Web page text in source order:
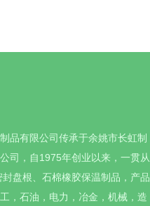
品有限公司传承于余姚市长虹制
司，自1975年创业以来，一贯从
盘根、石棉橡胶保温制品，产品
，石油，电力，冶金，机械，造